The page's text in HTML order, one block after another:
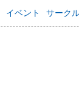
イベント サーク